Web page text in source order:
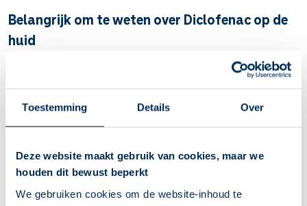
Toestemming Details Over
Deze website maakt gebruik van cookies, maar we
houden dit bewust beperkt
We gebruiken cookies om de website-inhoud te
Belangrijk om te weten over Diclofenac op de
huid
Diclofenac op de huid stilt pijn en remt ontstekingen.
verzwikking of verstuiking.
Verder bij plotselinge spierpijn, zoals door blessures.
Breng de gel naar behoefte 2 tot 4 keer per dag aan.
Masseer zacht in op het pijnlijke huiddeel. Smeer het niet
op wonden of een beschadigde huid.
Plak de pleister op de pijnlijke plek. Gebruik maximaal 1